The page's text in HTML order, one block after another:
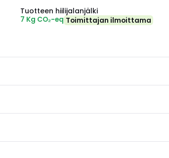
Tuotteen hiilijalanjälki
7 Kg CO₂-eq Toimittajan ilmoittama